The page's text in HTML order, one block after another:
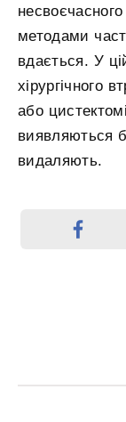
методами
вдається. У
хірургічного
або
виявляються
видаляють.